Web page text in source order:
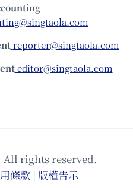
reporter@singtaola.com
editor@singtaola.com
All rights reserved.
條款 | 版權告⽰